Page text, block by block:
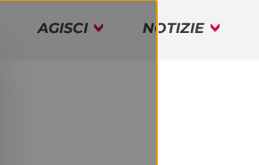
AGISCI NOTIZIE